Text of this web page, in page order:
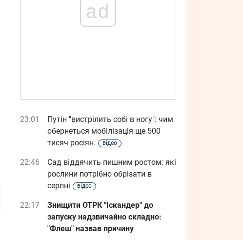
ad
23:01
Путін "вистрілить собі в ногу": чим
обернеться мобілізація ще 500
тисяч росіян.
відео
22:46
Сад віддячить пишним ростом: які
рослини потрібно обрізати в
серпні
відео
22:17
Знищити ОТРК "Іскандер" до
запуску надзвичайно складно:
"Флеш" назвав причину